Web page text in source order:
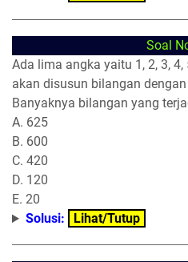
Soal
Ada lima angka yaitu 1, 2, 3,
akan disusun bilangan
Banyaknya bilangan yang
A. 625
B. 600
C. 420
D. 120
E. 20
Solusi:
Lihat/Tutup